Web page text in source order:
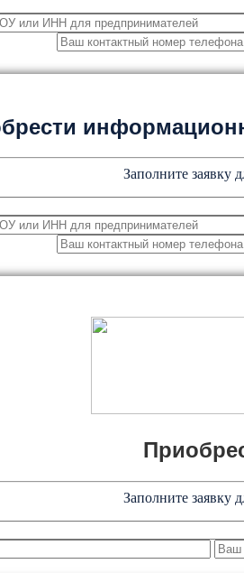
Заполните заявку
Заполните заявку